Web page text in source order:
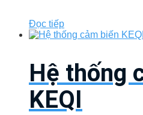
Đọc tiếp
Hệ thống
KEQI